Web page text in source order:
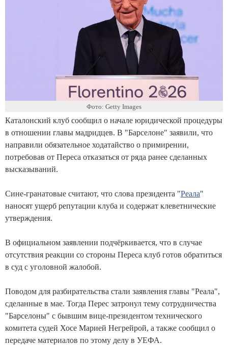
Фото: Getty Images
Каталонский клуб сообщил о начале юридической процедуры
в отношении главы мадридцев. В "Барселоне" заявили, что
направили обязательное ходатайство о примирении,
потребовав от Переса отказаться от ряда ранее сделанных
высказываний.
Сине-гранатовые считают, что слова президента "Реала"
наносят ущерб репутации клуба и содержат клеветнические
утверждения.
В официальном заявлении подчёркивается, что в случае
отсутствия реакции со стороны Переса клуб готов обратиться
в суд с уголовной жалобой.
Поводом для разбирательства стали заявления главы "Реала",
сделанные в мае. Тогда Перес затронул тему сотрудничества
"Барселоны" с бывшим вице-президентом технического
комитета судей Хосе Марией Негрейрой, а также сообщил о
передаче материалов по этому делу в УЕФА.